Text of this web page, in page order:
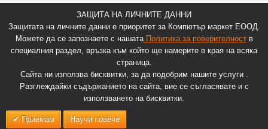
ЗАЩИТА НА ЛИЧНИТЕ ДАННИ
Защитата на личните данни е приоритет за Компютър маркет ЕООД.
Можете да се запознаете с нашатаПолитика за поверителноств
специалния раздел, връзка към който ще намерите в края на всяка
страница.
Сайта ни използва бисквитки, за да подобрим нашите услуги .
Разглеждайки съдържанието на сайта, вие се съгласявате и с
използването на бисквитки.
Приемам Научи повече